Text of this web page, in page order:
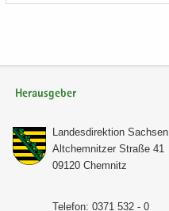
Herausgeber
Lan­des­di­rek­ti­on Sach­sen
Alt­chem­nit­zer Stra­ße 41
09120 Chem­nitz
Te­le­fon: 0371 532 - 0